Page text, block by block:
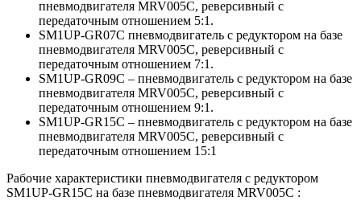
пневмодвигателя MRV005C, реверсивный c
передаточным отношением 5:1.
SM1UP-GR07C пневмодвигатель с редуктором на базе
пневмодвигателя MRV005C, реверсивный c
передаточным отношением 7:1.
SM1UP-GR09C – пневмодвигатель с редуктором на базе
пневмодвигателя MRV005C, реверсивный c
передаточным отношением 9:1.
SM1UP-GR15C – пневмодвигатель с редуктором на базе
пневмодвигателя MRV005C, реверсивный c
передаточным отношением 15:1
Рабочие характеристики пневмодвигателя с редуктором
SM1UP-GR15C на базе пневмодвигателя MRV005C :